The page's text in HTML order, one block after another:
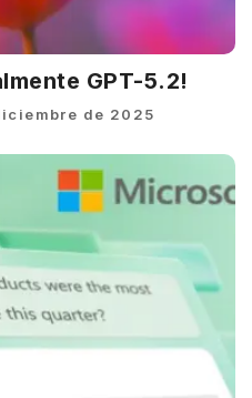
GPT-5.2!
de 2025